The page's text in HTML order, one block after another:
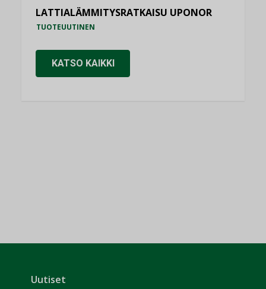
LATTIALÄMMITYSRATKAISU UPONOR
TUOTEUUTINEN
KATSO KAIKKI
Uutiset